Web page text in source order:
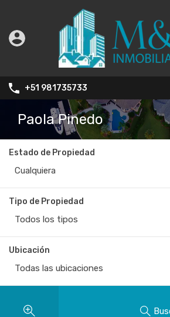
+51 981735733
Paola Pinedo
Estado de Propiedad
Cualquiera
Tipo de Propiedad
Todos los tipos
Ubicación
Todas las ubicaciones